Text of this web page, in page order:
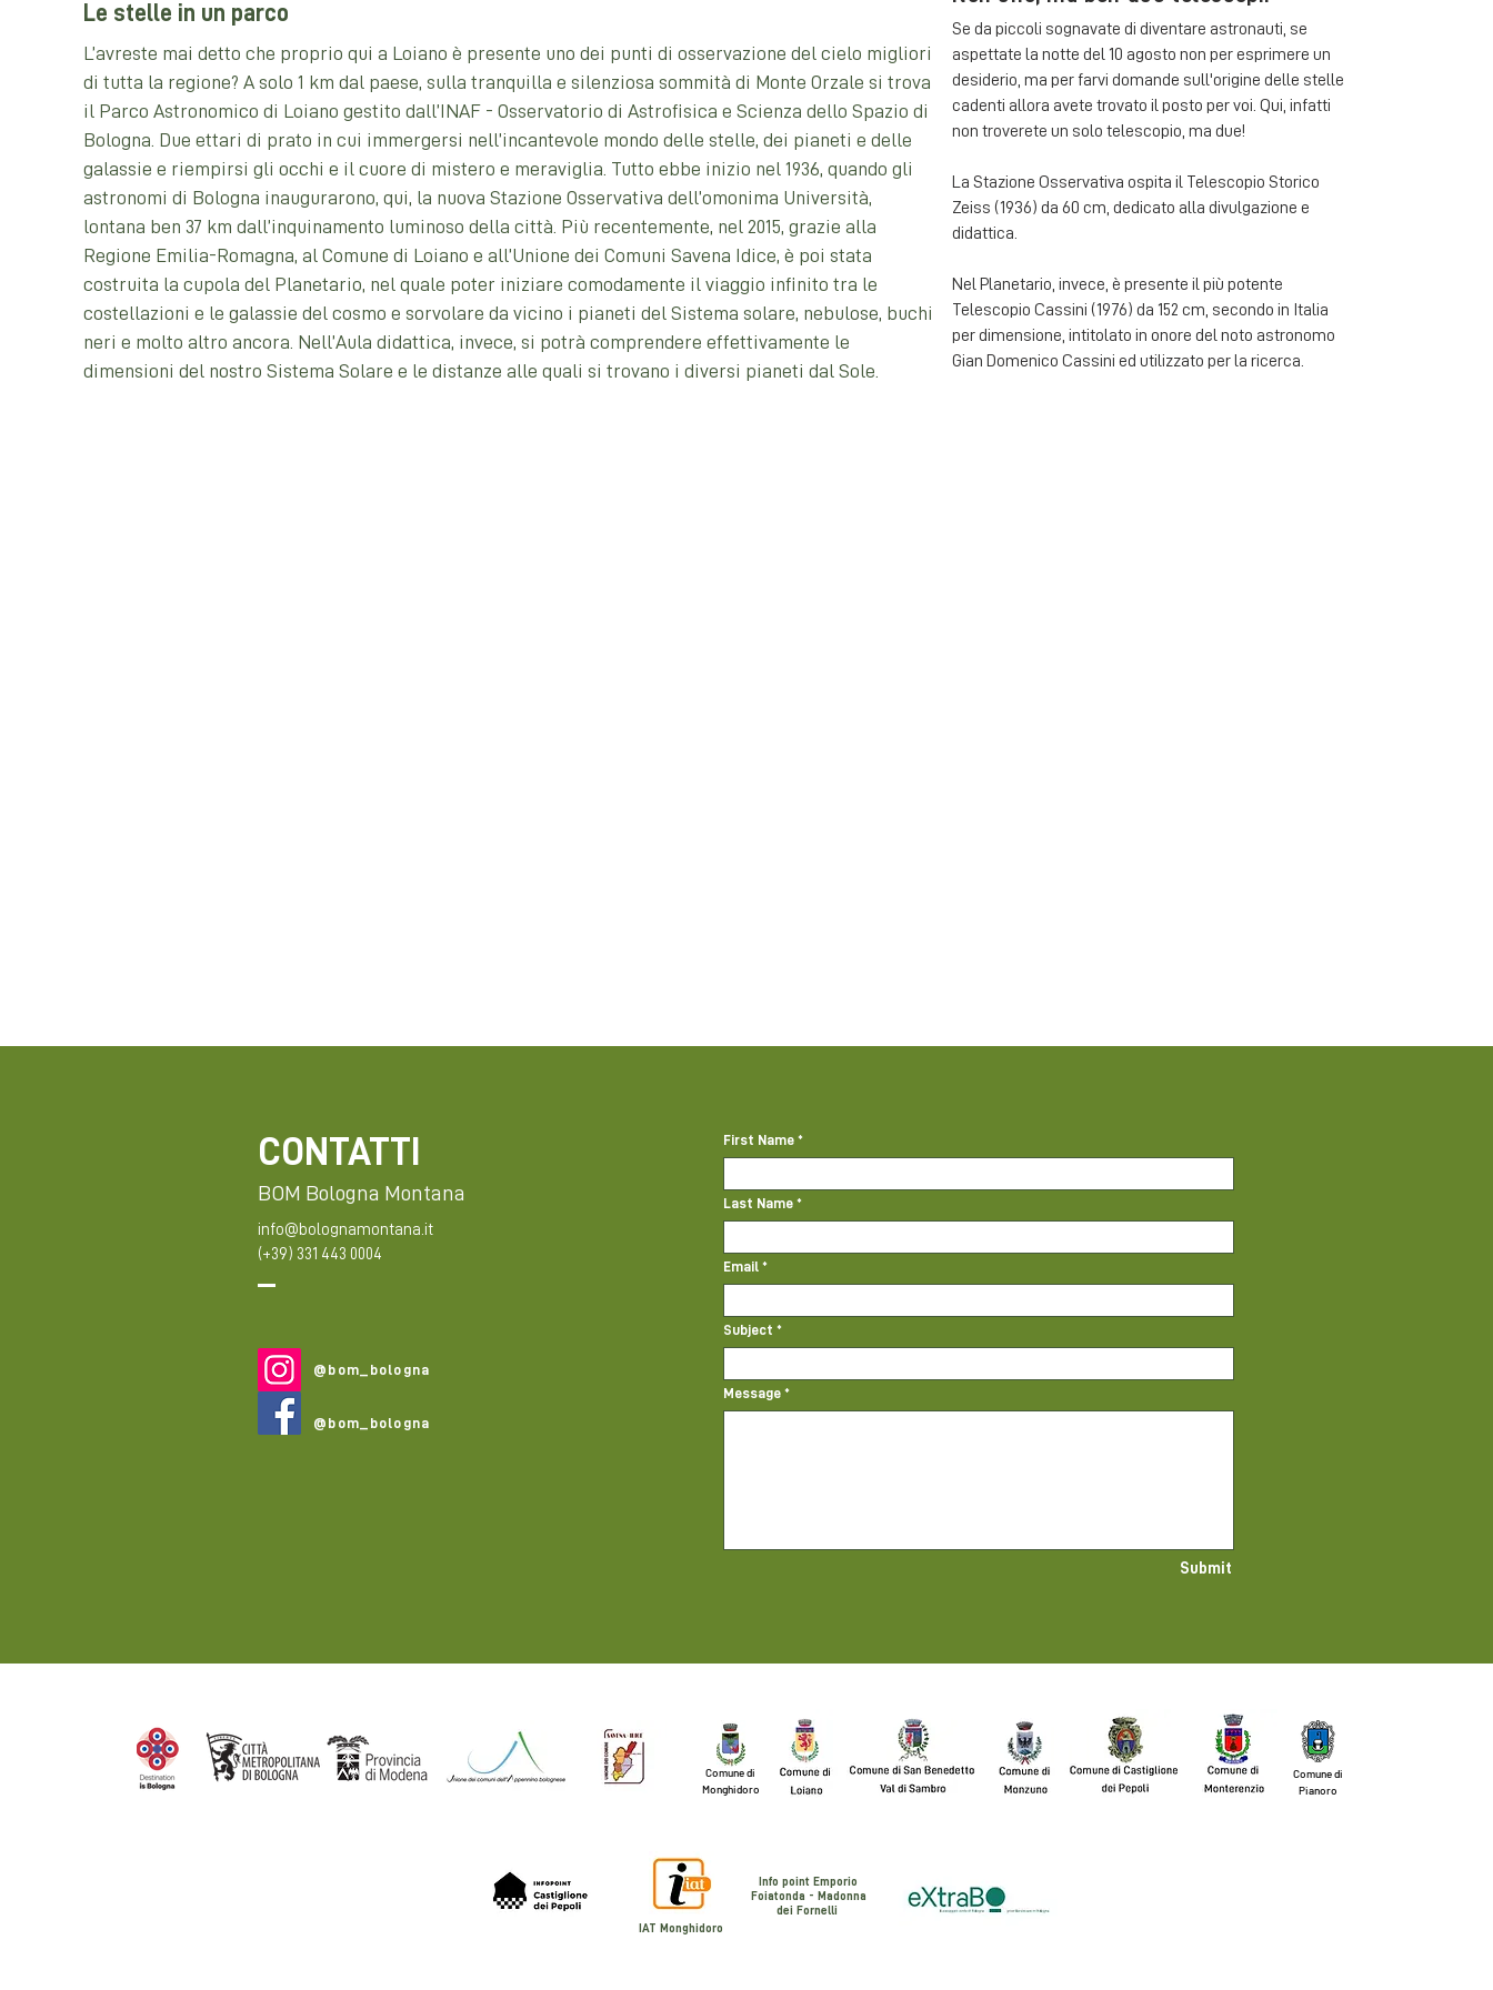
Le stelle in un parco
L’avreste mai detto che proprio qui a Loiano è presente uno dei punti di osservazione del cielo migliori
di tutta la regione? A solo 1 km dal paese, sulla tranquilla e silenziosa sommità di Monte Orzale si trova
il Parco Astronomico di Loiano gestito dall’INAF - Osservatorio di Astrofisica e Scienza dello Spazio di
Bologna. Due ettari di prato in cui immergersi nell’incantevole mondo delle stelle, dei pianeti e delle
galassie e riempirsi gli occhi e il cuore di mistero e meraviglia. Tutto ebbe inizio nel 1936, quando gli
astronomi di Bologna inaugurarono, qui, la nuova Stazione Osservativa dell’omonima Università,
lontana ben 37 km dall’inquinamento luminoso della città. Più recentemente, nel 2015, grazie alla
Regione Emilia-Romagna, al Comune di Loiano e all’Unione dei Comuni Savena Idice, è poi stata
costruita la cupola del Planetario, nel quale poter iniziare comodamente il viaggio infinito tra le
costellazioni e le galassie del cosmo e sorvolare da vicino i pianeti del Sistema solare, nebulose, buchi
neri e molto altro ancora. Nell’Aula didattica, invece, si potrà comprendere effettivamente le
dimensioni del nostro Sistema Solare e le distanze alle quali si trovano i diversi pianeti dal Sole.
Se da piccoli sognavate di diventare astronauti, se
aspettate la notte del 10 agosto non per esprimere un
desiderio, ma per farvi domande sull'origine delle stelle
cadenti allora avete trovato il posto per voi. Qui, infatti
non troverete un solo telescopio, ma due!
La Stazione Osservativa ospita il Telescopio Storico
Zeiss (1936) da 60 cm, dedicato alla divulgazione e
didattica.
Nel Planetario, invece, è presente il più potente
Telescopio Cassini (1976) da 152 cm, secondo in Italia
per dimensione, intitolato in onore del noto astronomo
Gian Domenico Cassini ed utilizzato per la ricerca.
CONTATTI
BOM Bologna Montana
info@bolognamontana.it
(+39) 331 443 0004
@bom_bologna
@bom_bologna
First Name
Last Name
Email
Subject
Message
Submit
Comune di
Monghidoro
Comune di
Pianoro
IAT Monghidoro
Info point Emporio
Foiatonda - Madonna
dei Fornelli